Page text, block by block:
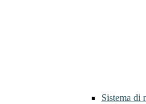
Sistema di